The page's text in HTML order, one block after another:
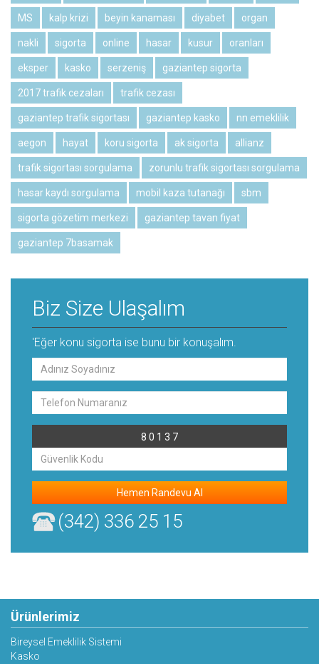
MS kalp krizi beyin kanaması diyabet organ
nakli sigorta online hasar kusur oranları
eksper kasko serzeniş gaziantep sigorta
2017 trafik cezaları trafik cezası
gaziantep trafik sigortası gaziantep kasko nn emeklilik
aegon hayat koru sigorta ak sigorta allianz
trafik sigortası sorgulama zorunlu trafik sigortası sorgulama
hasar kaydı sorgulama mobil kaza tutanağı sbm
sigorta gözetim merkezi gaziantep tavan fiyat
gaziantep 7basamak
Biz Size Ulaşalım
'Eğer konu sigorta ise bunu bir konuşalım.
8 0 1 3 7
Hemen Randevu Al
(342) 336 25 15
Ürünlerimiz
Bireysel Emeklilik Sistemi
Kasko